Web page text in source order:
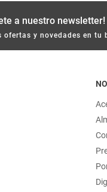
a nuestro newsletter!
ofertas y novedades en tu